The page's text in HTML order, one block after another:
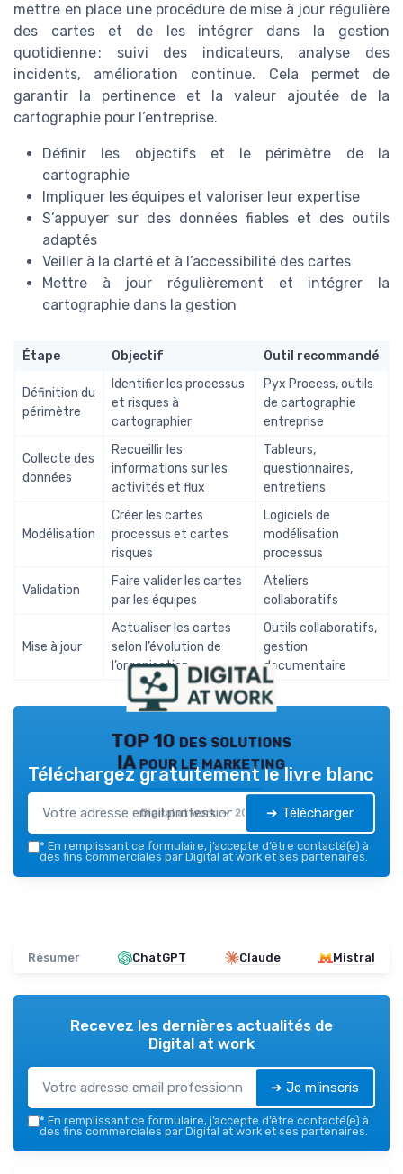
mettre en place une procédure de mise à jour régulière
des cartes et de les intégrer dans la gestion
quotidienne : suivi des indicateurs, analyse des
incidents, amélioration continue. Cela permet de
garantir la pertinence et la valeur ajoutée de la
cartographie pour l’entreprise.
Définir les objectifs et le périmètre de la
cartographie
Impliquer les équipes et valoriser leur expertise
S’appuyer sur des données fiables et des outils
adaptés
Veiller à la clarté et à l’accessibilité des cartes
Mettre à jour régulièrement et intégrer la
cartographie dans la gestion
Étape Objectif Outil recommandé
Définition du
périmètre
Identifier les processus
et risques à
cartographier
Pyx Process, outils
de cartographie
entreprise
Collecte des
données
Recueillir les
informations sur les
activités et flux
Tableurs,
questionnaires,
entretiens
Modélisation
Créer les cartes
processus et cartes
risques
Logiciels de
modélisation
processus
Validation
Faire valider les cartes
par les équipes
Ateliers
collaboratifs
Mise à jour
Actualiser les cartes
selon l’évolution de
l’organisation
Outils collaboratifs,
gestion
documentaire
TOP 10 des solutions
IA pour le marketing
Digital at work — 2026
Téléchargez gratuitement le livre blanc
➔ Télécharger
* En remplissant ce formulaire, j’accepte d’être contacté(e) à
des fins commerciales par Digital at work et ses partenaires.
Résumer ChatGPT Claude Mistral
Recevez les dernières actualités de
Digital at work
➔ Je m'inscris
* En remplissant ce formulaire, j’accepte d’être contacté(e) à
des fins commerciales par Digital at work et ses partenaires.